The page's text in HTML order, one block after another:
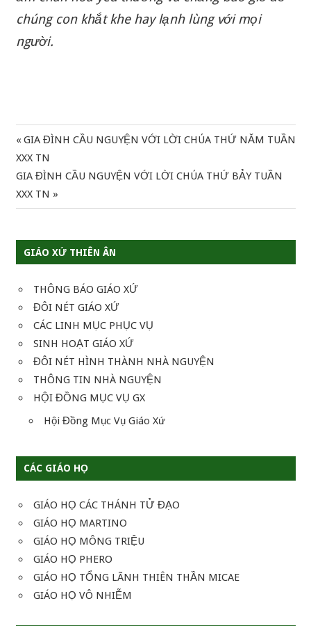
GIÁO XỨ THIÊN ÂN
THÔNG BÁO GIÁO XỨ
ĐÔI NÉT GIÁO XỨ
CÁC LINH MỤC PHỤC VỤ
SINH HOẠT GIÁO XỨ
ĐÔI NÉT HÌNH THÀNH NHÀ NGUYỆN
THÔNG TIN NHÀ NGUYỆN
HỘI ĐỒNG MỤC VỤ GX
Hội Đồng Mục Vụ Giáo Xứ
CÁC GIÁO HỌ
GIÁO HỌ CÁC THÁNH TỬ ĐẠO
GIÁO HỌ MARTINO
GIÁO HỌ MÔNG TRIỆU
GIÁO HỌ PHERO
GIÁO HỌ TỔNG LÃNH THIÊN THẦN MICAE
GIÁO HỌ VÔ NHIỄM
chúng con khắt khe hay lạnh lùng với mọi
người.
Điều
hướng
bài
Previous
Post:
GIA ĐÌNH CẦU NGUYỆN VỚI LỜI CHÚA THỨ NĂM TUẦN
XXX TN
Next
Post:
GIA ĐÌNH CẦU NGUYỆN VỚI LỜI CHÚA THỨ BẢY TUẦN
XXX TN